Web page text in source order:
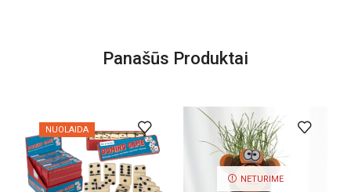
Panašūs Produktai
NUOLAIDA
NETURIME